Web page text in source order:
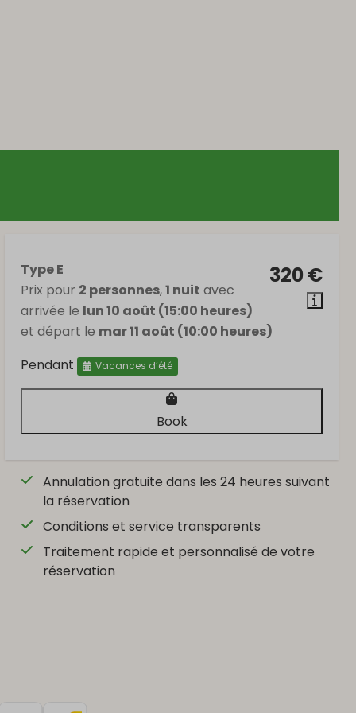
320 €
Type E
Prix pour 2 personnes,1 nuit avec
arrivée le lun 10 août (15:00 heures)
et départ le mar 11 août (10:00 heures)
Pendant
Vacances d’été
Book
Annulation gratuite dans les 24 heures suivant
la réservation
Conditions et service transparents
Traitement rapide et personnalisé de votre
réservation